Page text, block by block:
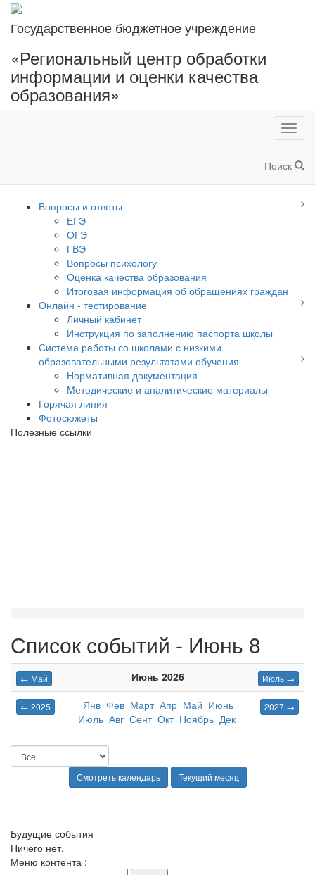
Государственное бюджетное учреждение
«Региональный центр обработки
информации и оценки качества
образования»
Поиск
Вопросы и ответы
ЕГЭ
ОГЭ
ГВЭ
Вопросы психологу
Оценка качества образования
Итоговая информация об обращениях граждан
Онлайн - тестирование
Личный кабинет
Инструкция по заполнению паспорта школы
Система работы со школами с низкими
образовательными результатами обучения
Нормативная документация
Методические и аналитические материалы
Горячая линия
Фотосюжеты
Полезные ссылки
Список событий - Июнь 8
← Май Июнь 2026 Июль →
← 2025 Янв Фев Март Апр Май Июнь
Июль Авг Сент Окт Ноябрь Дек
2027 →
Будущие события
Ничего нет.
Меню контента :